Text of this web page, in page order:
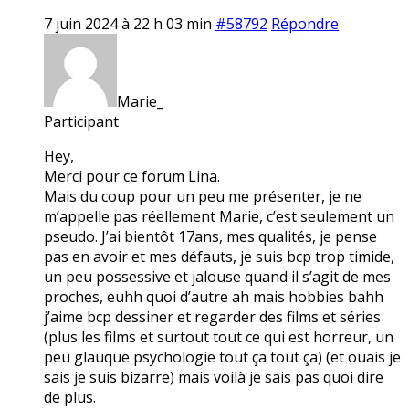
7 juin 2024 à 22 h 03 min #58792 Répondre
Marie_
Participant
Hey,
Merci pour ce forum Lina.
Mais du coup pour un peu me présenter, je ne
m’appelle pas réellement Marie, c’est seulement un
pseudo. J’ai bientôt 17ans, mes qualités, je pense
pas en avoir et mes défauts, je suis bcp trop timide,
un peu possessive et jalouse quand il s’agit de mes
proches, euhh quoi d’autre ah mais hobbies bahh
j’aime bcp dessiner et regarder des films et séries
(plus les films et surtout tout ce qui est horreur, un
peu glauque psychologie tout ça tout ça) (et ouais je
sais je suis bizarre) mais voilà je sais pas quoi dire
de plus.